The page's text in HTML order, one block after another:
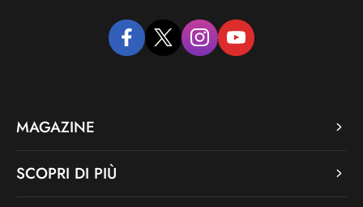
facebooktwitter instagramyoutube
MAGAZINE
SCOPRI DI PIÙ